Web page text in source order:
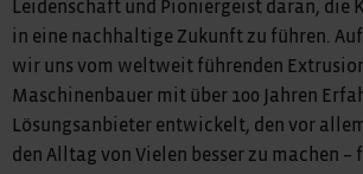
Leidenschaft und Pioniergeist daran, die
in eine nachhaltige Zukunft zu führen. Auf
wir uns vom weltweit führenden
Maschinenbauer mit über 100 Jahren
Lösungsanbieter entwickelt, den vor
den Alltag von Vielen besser zu machen –